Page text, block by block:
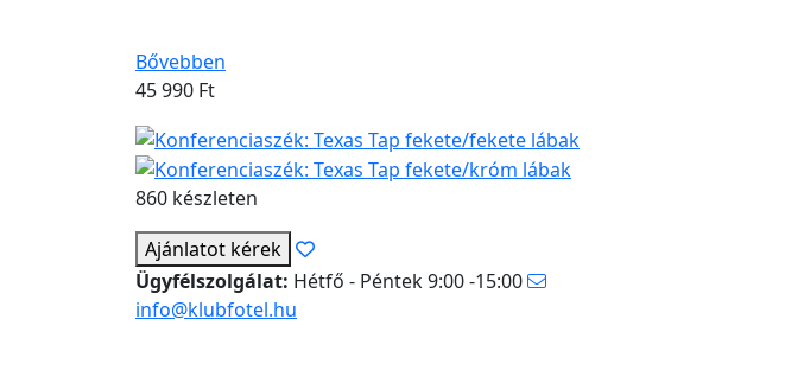
Bővebben
45 990 Ft
860 készleten
Ajánlatot kérek
Ügyfélszolgálat: Hétfő - Péntek 9:00 -15:00
info@klubfotel.hu